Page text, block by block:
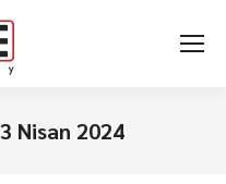
Nisan 2024